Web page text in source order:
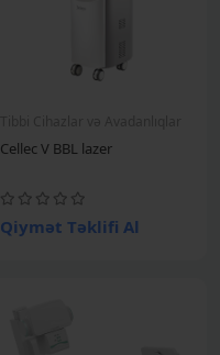
Cellec V BBL lazer
Qiymət Təklifi Al